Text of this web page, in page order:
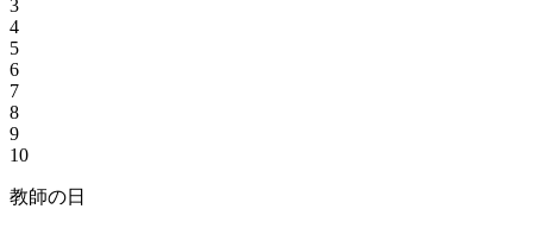
3
4
5
6
7
8
9
10
教師の日